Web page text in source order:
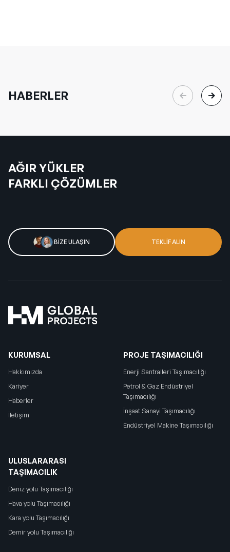
HABERLER
Sanko Limanı / Adana’dan 16 x
Depolama Tankı ve 23 x
AĞIR YÜKLER
FARKLI ÇÖZÜMLER
BİZE ULAŞIN TEKLİF ALIN
KURUMSAL
Hakkımızda
Kariyer
Haberler
İletişim
PROJE TAŞIMACILIĞI
Enerji Santralleri Taşımacılığı
Petrol & Gaz Endüstriyel
Taşımacılığı
İnşaat Sanayi Taşımacılığı
Endüstriyel Makine Taşımacılığı
ULUSLARARASI
TAŞIMACILIK
Deniz yolu Taşımacılığı
Hava yolu Taşımacılığı
Kara yolu Taşımacılığı
Demir yolu Taşımacılığı